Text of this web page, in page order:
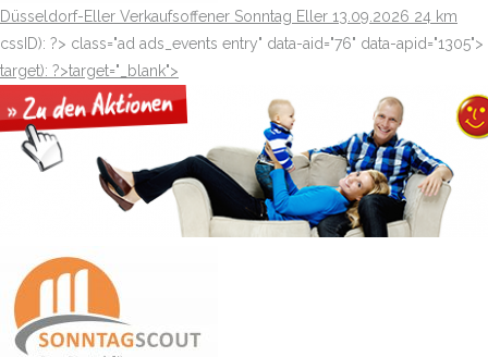
Düsseldorf-Eller Verkaufsoffener Sonntag Eller 13.09.2026 24 km
cssID): ?> class="ad ads_events entry" data-aid="76" data-apid="1305">
target): ?>target="_blank">